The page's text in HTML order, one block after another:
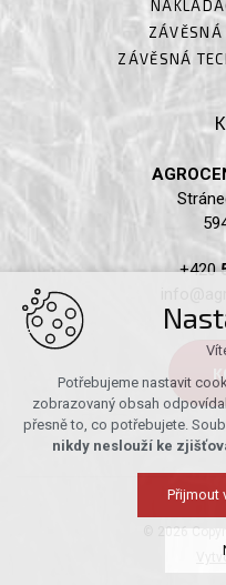
ZÁVĚSNÁ
ZÁVĚSNÁ
+420
© 2026
Potřebujeme nastavit
zobrazovaný obsah
přesně to, co potřebujete.
nikdy neslouží ke
Přijmout